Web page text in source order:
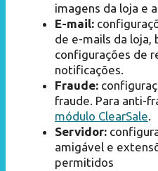
imagens da loja e
E-mail:
de e-mails da loja,
configurações de
notificações.
Fraude:
fraude. Para anti-
módulo ClearSale
Servidor:
amigável e
permitidos